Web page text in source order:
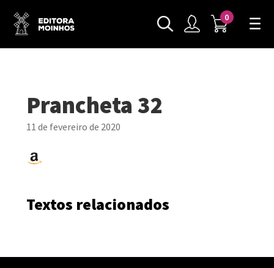
0
Prancheta 32
11 de fevereiro de 2020
Textos relacionados